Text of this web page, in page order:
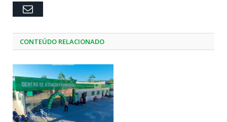
Email
CONTEÚDO RELACIONADO